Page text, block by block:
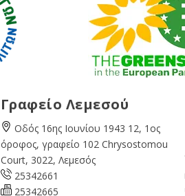
Γραφείο Λεμεσού
Οδός 16ης Ιουνίου 1943 12, 1ος
όροφος, γραφείο 102 Chrysostomou
Court, 3022, Λεμεσός
25342661
25342665